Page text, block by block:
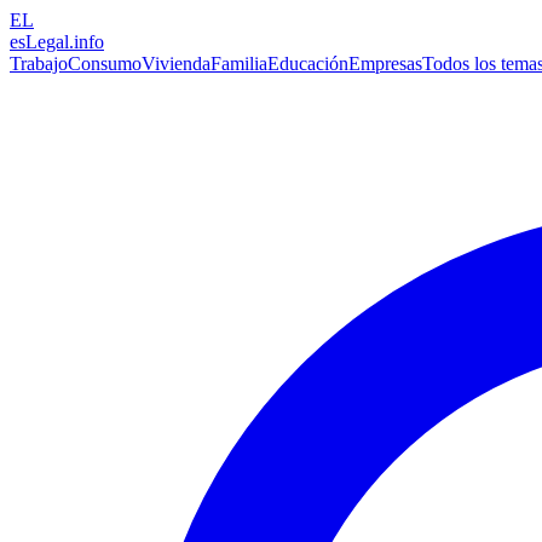
EL
esLegal.info
TrabajoConsumoViviendaFamiliaEducaciónEmpresasTodos los